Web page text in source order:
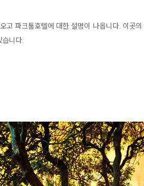
고 파크툼호텔에 대한 설명이 나옵니다. 이곳의
습니다.